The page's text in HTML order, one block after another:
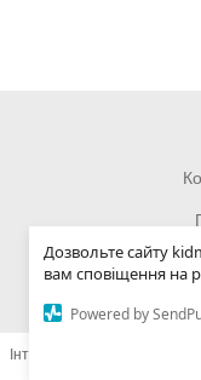
Дозвольте сайту
вам сповіщення на
Powered by
© 2014—2026
Інтернет-магазин